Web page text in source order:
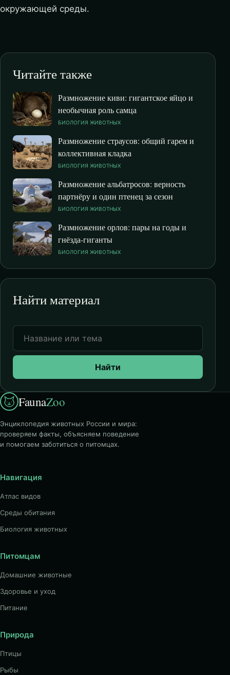
окружающей среды.
Читайте также
Размножение киви: гигантское яйцо и
необычная роль самца
БИОЛОГИЯ ЖИВОТНЫХ
Размножение страусов: общий гарем и
коллективная кладка
БИОЛОГИЯ ЖИВОТНЫХ
Размножение альбатросов: верность
партнёру и один птенец за сезон
БИОЛОГИЯ ЖИВОТНЫХ
Размножение орлов: пары на годы и
гнёзда-гиганты
БИОЛОГИЯ ЖИВОТНЫХ
Найти материал
Найти
FaunaZoo
Энциклопедия животных России и мира:
проверяем факты, объясняем поведение
и помогаем заботиться о питомцах.
Навигация
Атлас видов
Среды обитания
Биология животных
Питомцам
Домашние животные
Здоровье и уход
Питание
Природа
Птицы
Рыбы